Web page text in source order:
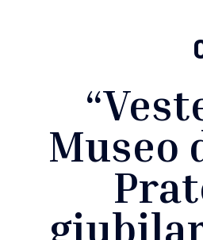
Museo